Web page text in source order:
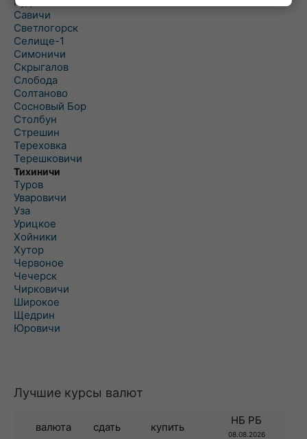
Савичи
Светлогорск
Селище-1
Симоничи
Скрыгалов
Слобода
Солтаново
Сосновый Бор
Столбун
Стрешин
Тереховка
Терешковичи
Тихиничи
Туров
Уваровичи
Уза
Урицкое
Хойники
Хутор
Червоное
Чечерск
Чирковичи
Широкое
Щедрин
Юровичи
Лучшие курсы валют
валюта сдать купить
НБ РБ
08.08.2026